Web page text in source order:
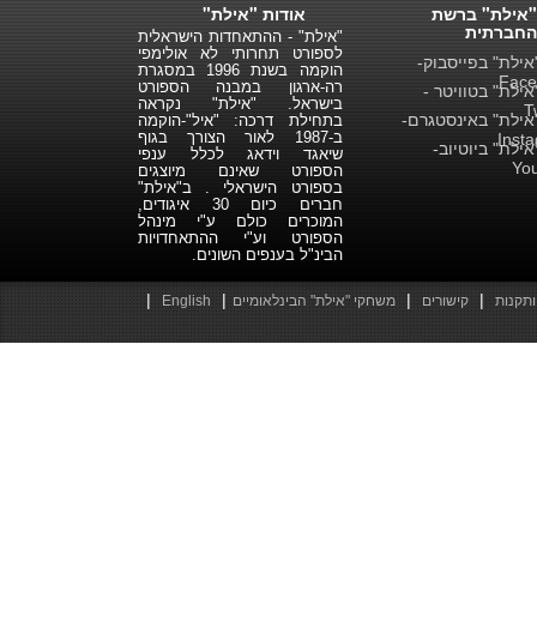
אודות "אילת"
"אילת" - ההתאחדות הישראלית
לספורט תחרותי לא אולימפי
הוקמה בשנת 1996 במסגרת
רה-ארגון במבנה הספורט
בישראל. "אילת" נקראה
בתחילת דרכה: "איל"-הוקמה
ב-1987 לאור הצורך בגוף
שיאגד וידאג לכלל ענפי
הספורט שאינם מיוצגים
בספורט הישראלי . ב"אילת"
חברים כיום 30 איגודים,
המוכרים כולם ע"י מינהל
הספורט וע"י ההתאחדויות
הבינ"ל בענפים השונים.
"אילת" ברשת
החברתית
בפייסבוק-
בטוויטר -
באינסטגרם-
ביוטיוב-
| קישורים | משחקי "אילת" הבינלאומיים |
English
|